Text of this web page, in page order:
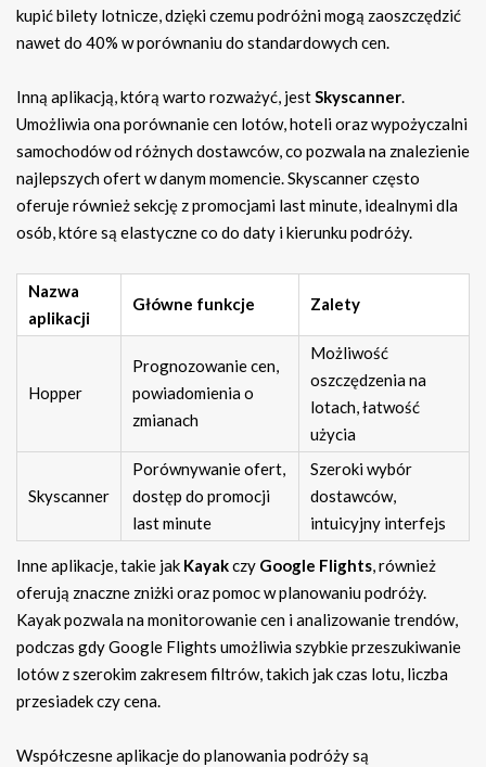
kupić bilety lotnicze, dzięki czemu podróżni mogą zaoszczędzić
nawet do 40% w porównaniu do standardowych cen.
Inną aplikacją, którą warto rozważyć, jestSkyscanner.
Umożliwia ona porównanie cen lotów, hoteli oraz wypożyczalni
samochodów od różnych dostawców, co pozwala na znalezienie
najlepszych ofert w danym momencie. Skyscanner często
oferuje również sekcję z promocjami last minute, idealnymi dla
osób, które są elastyczne co do daty i kierunku podróży.
Nazwa
aplikacji
Główne funkcje Zalety
Hopper
Prognozowanie cen,
powiadomienia o
zmianach
Możliwość
oszczędzenia na
lotach, łatwość
użycia
Skyscanner
Porównywanie ofert,
dostęp do promocji
last minute
Szeroki wybór
dostawców,
intuicyjny interfejs
Inne aplikacje, takie jak Kayakczy Google Flights, również
oferują znaczne zniżki oraz pomoc w planowaniu podróży.
Kayak pozwala na monitorowanie cen i analizowanie trendów,
podczas gdy Google Flights umożliwia szybkie przeszukiwanie
lotów z szerokim zakresem filtrów, takich jak czas lotu, liczba
przesiadek czy cena.
Współczesne aplikacje do planowania podróży są